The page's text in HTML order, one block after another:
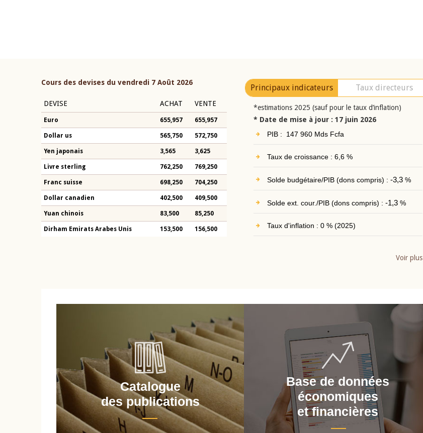
Cours des devises du vendredi 7 Août 2026
DEVISE ACHAT VENTE
Euro 655,957 655,957
Dollar us 565,750 572,750
Yen japonais 3,565 3,625
Livre sterling 762,250 769,250
Franc suisse 698,250 704,250
Dollar canadien 402,500 409,500
Yuan chinois 83,500 85,250
Dirham Emirats Arabes Unis 153,500 156,500
Principaux indicateurs Taux directeurs
*estimations 2025 (sauf pour le taux d’inflation)
* Date de mise à jour : 17 juin 2026
PIB : 147 960 Mds Fcfa
Taux de croissance : 6,6 %
Solde budgétaire/PIB (dons compris) : -3,3%
Solde ext. cour./PIB (dons compris) : -1,3%
Taux d'inflation : 0 % (2025)
Voir plus
Catalogue
des publications
Base de données
économiques
et financières